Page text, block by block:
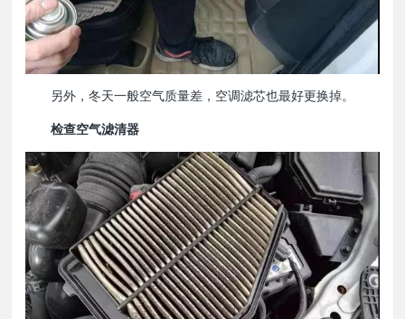
另外，冬天一般空气质量差，空调滤芯也最好更换掉。
检查空气滤清器